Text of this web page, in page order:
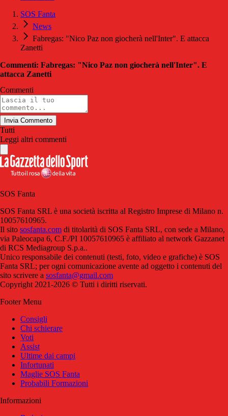
SOS Fanta
News
Fabregas: "Nico Paz non giocherà nell'Inter". E attacca
Zanetti
Commenti: Fabregas: "Nico Paz non giocherà nell'Inter". E
attacca Zanetti
Commenti
Invia Commento
Tutti
Leggi altri commenti
SOS Fanta
SOS Fanta SRL è una società iscritta al Registro Imprese di Milano n.
10057610965.
Il sito sosfanta.com di titolarità di SOS Fanta SRL, con sede a Milano,
via Paleocapa 6, C.F./PI 10057610965 è affiliato al network Gazzanet
di RCS Mediagroup S.p.a..
Unico responsabile dei contenuti (testi, foto, video e grafiche) è SOS
Fanta SRL; per ogni comunicazione avente ad oggetto i contenuti del
sito scrivere a sosfanta@gmail.com
Copyright 2021-2026 © Tutti i diritti riservati.
Footer Menu
Consigli
Chi schierare
Voti
Assist
Ultime dai campi
Infortunati
Maglie SOS Fanta
Probabili Formazioni
Informazioni